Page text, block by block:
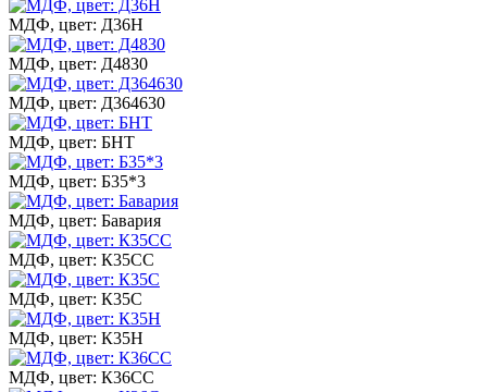
МДФ, цвет: Д36Н
МДФ, цвет: Д4830
МДФ, цвет: Д364630
МДФ, цвет: БНТ
МДФ, цвет: Б35*3
МДФ, цвет: Бавария
МДФ, цвет: К35СС
МДФ, цвет: К35С
МДФ, цвет: К35Н
МДФ, цвет: К36СС